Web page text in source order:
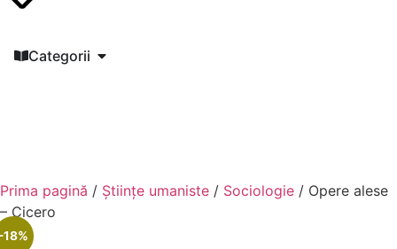
Categorii
Prima pagină / Științe umaniste / Sociologie / Opere alese
– Cicero
18%